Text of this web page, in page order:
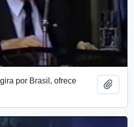
por Brasil, ofrece